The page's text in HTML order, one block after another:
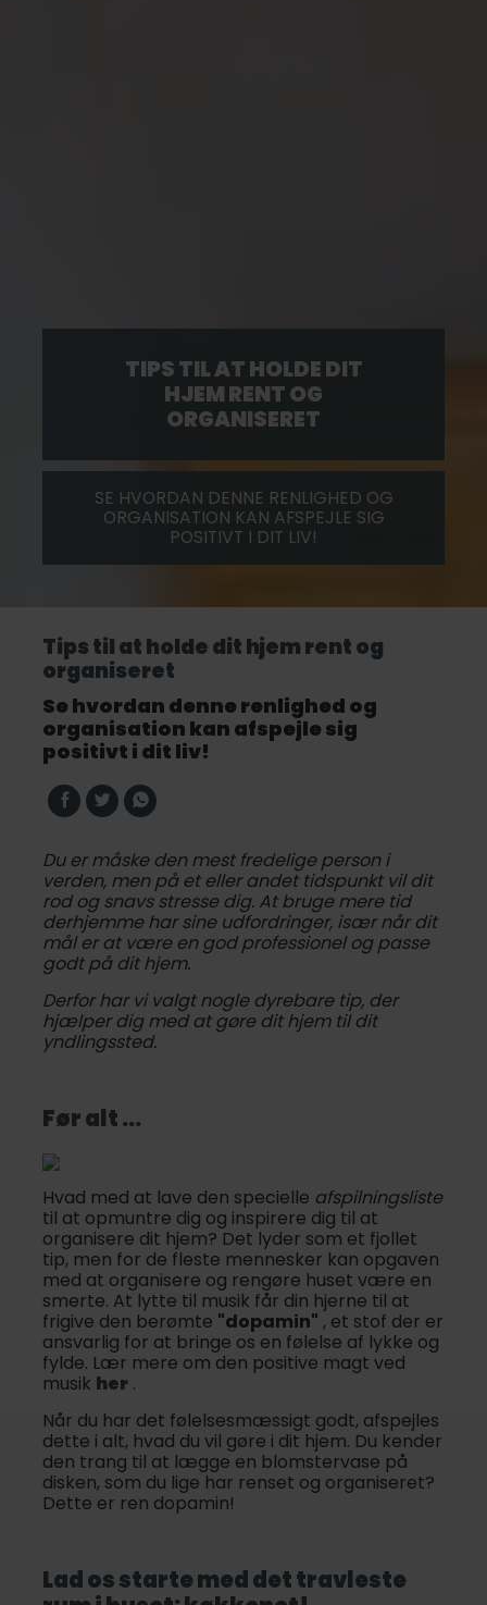
TIPS TIL AT HOLDE DIT
HJEM RENT OG
ORGANISERET
SE HVORDAN DENNE RENLIGHED OG
ORGANISATION KAN AFSPEJLE SIG
POSITIVT I DIT LIV!
Tips til at holde dit hjem rent og
organiseret
Se hvordan denne renlighed og
organisation kan afspejle sig
positivt i dit liv!
Du er måske den mest fredelige person i
verden, men på et eller andet tidspunkt vil dit
rod og snavs stresse dig. At bruge mere tid
derhjemme har sine udfordringer, især når dit
mål er at være en god professionel og passe
godt på dit hjem.
Derfor har vi valgt nogle dyrebare tip, der
hjælper dig med at gøre dit hjem til dit
yndlingssted.
Før alt ...
Hvad med at lave den specielle afspilningsliste
til at opmuntre dig og inspirere dig til at
organisere dit hjem? Det lyder som et fjollet
tip, men for de fleste mennesker kan opgaven
med at organisere og rengøre huset være en
smerte. At lytte til musik får din hjerne til at
frigive den berømte "dopamin" , et stof der er
ansvarlig for at bringe os en følelse af lykke og
fylde. Lær mere om den positive magt ved
musik her .
Når du har det følelsesmæssigt godt, afspejles
dette i alt, hvad du vil gøre i dit hjem. Du kender
den trang til at lægge en blomstervase på
disken, som du lige har renset og organiseret?
Dette er ren dopamin!
Lad os starte med det travleste